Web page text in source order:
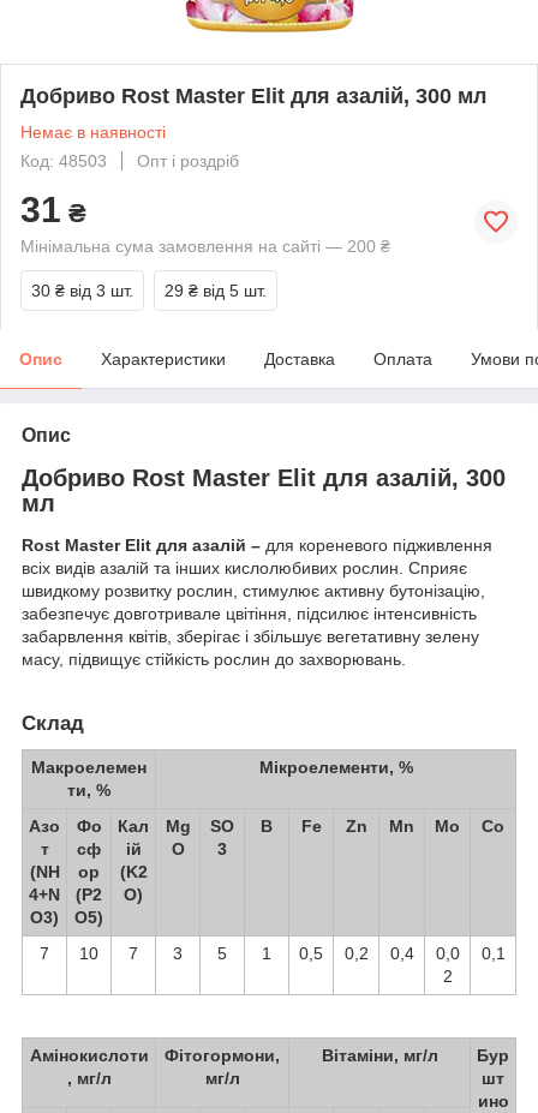
Добриво Rost Master Elit для азалій, 300 мл
Немає в наявності
Код: 48503
Опт і роздріб
31 ₴
Мінімальна сума замовлення на сайті — 200 ₴
30 ₴ від 3 шт. 29 ₴ від 5 шт.
Опис Характеристики Доставка Оплата Умови
Опис
Добриво Rost Master Elit для азалій, 300
мл
Rost Master Elit для азалій – для кореневого підживлення
всіх видів азалій та інших кислолюбивих рослин. Сприяє
швидкому розвитку рослин, стимулює активну бутонізацію,
забезпечує довготривале цвітіння, підсилює інтенсивність
забарвлення квітів, зберігає і збільшує вегетативну зелену
масу, підвищує стійкість рослин до захворювань.
Склад
Макроелемен
ти, %
Мікроелементи, %
Азо
т
(NH
4+N
O3)
Фо
сф
ор
(P2
O5)
Кал
ій
(K2
O)
Mg
O
SO
3
B Fe Zn Mn Mo Co
7 10 7 3 5 1 0,5 0,2 0,4
0,0
2
0,1
Амінокислоти
, мг/л
Фітогормони,
мг/л
Вітаміни, мг/л
Бур
шт
ино